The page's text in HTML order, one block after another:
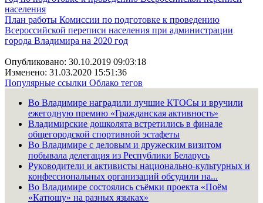
населения
План работы Комиссии по подготовке к проведению
Всероссийской переписи населения при администрации
города Владимира на 2020 год
Опубликовано: 30.10.2019 09:03:18
Изменено: 31.03.2020 15:51:36
Популярные ссылки Облако тегов
Во Владимире наградили лучшие КТОСы и вручили
ежегодную премию «Гражданская активность»
Владимирские дошколята встретились в финале
общегородской спортивной эстафеты
Во Владимире с деловым и дружеским визитом
побывала делегация из Республики Беларусь
Руководители и активисты национально-культурных и
конфессиональных организаций обсудили на...
Во Владимире состоялись съёмки проекта «Поём
«Катюшу» на разных языках»